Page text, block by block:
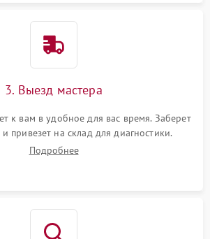
3. Выезд мастера
к вам в удобное для вас время. Заберет
привезет на склад для диагностики.
Подробнее